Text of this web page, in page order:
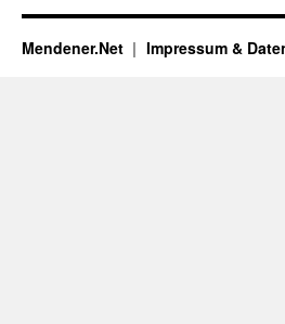
Mendener.Net Impressum &